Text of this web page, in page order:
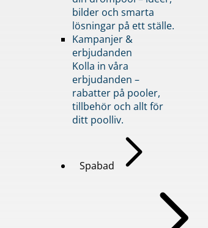
bilder och smarta
lösningar på ett ställe.
Kampanjer &
erbjudanden
Kolla in våra
erbjudanden –
rabatter på pooler,
tillbehör och allt för
ditt poolliv.
Spabad